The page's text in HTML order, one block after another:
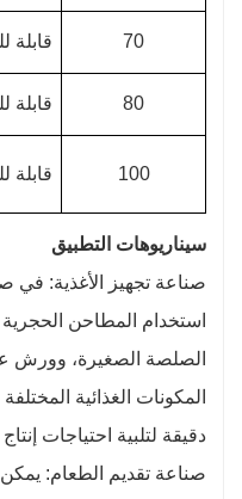
70 قابلة
80 قابلة
100 قابلة
سيناريوهات التطبيق
صناعة تجهيز الأغذية: في
استخدام المطاحن
الصلصة الصغيرة، وورش
المكونات الغذائية
دقيقة لتلبية احتياجات إنتاج
صناعة تقديم الطعام: